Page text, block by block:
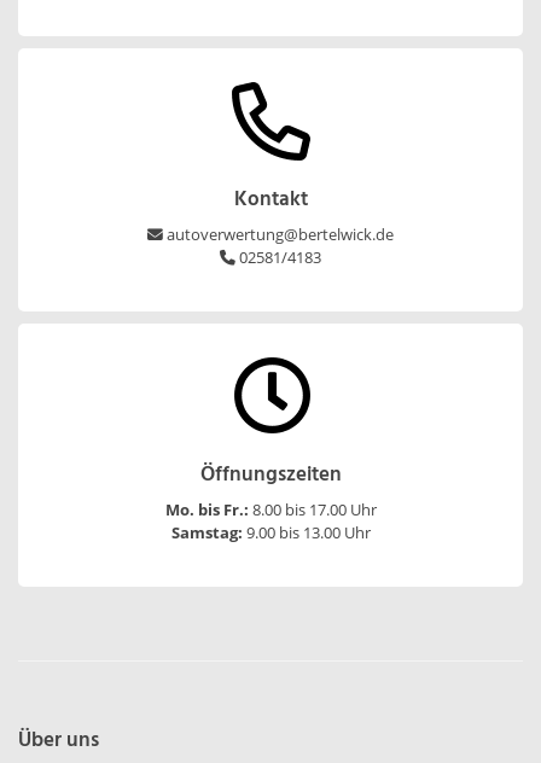
Kontakt
autoverwertung@bertelwick.de
02581/4183
Öffnungszeiten
Mo. bis Fr.: 8.00 bis 17.00 Uhr
Samstag: 9.00 bis 13.00 Uhr
Über uns